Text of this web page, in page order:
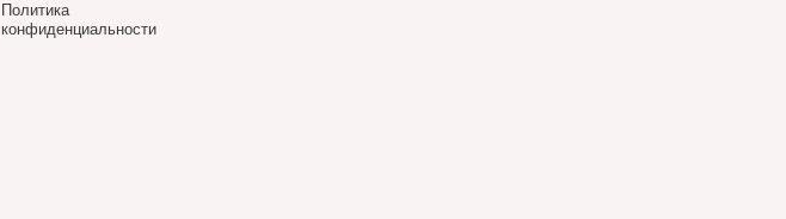
Политика
конфиденциальности